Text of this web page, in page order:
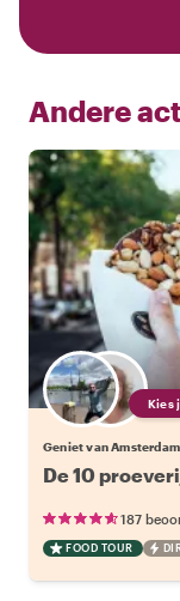
Andere
Kies
Geniet van
De 10
187
FOOD TOUR